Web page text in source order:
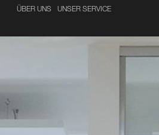
ÜBER UNS UNSER SERVICE